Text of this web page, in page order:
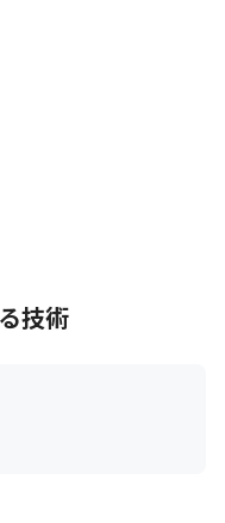
技術